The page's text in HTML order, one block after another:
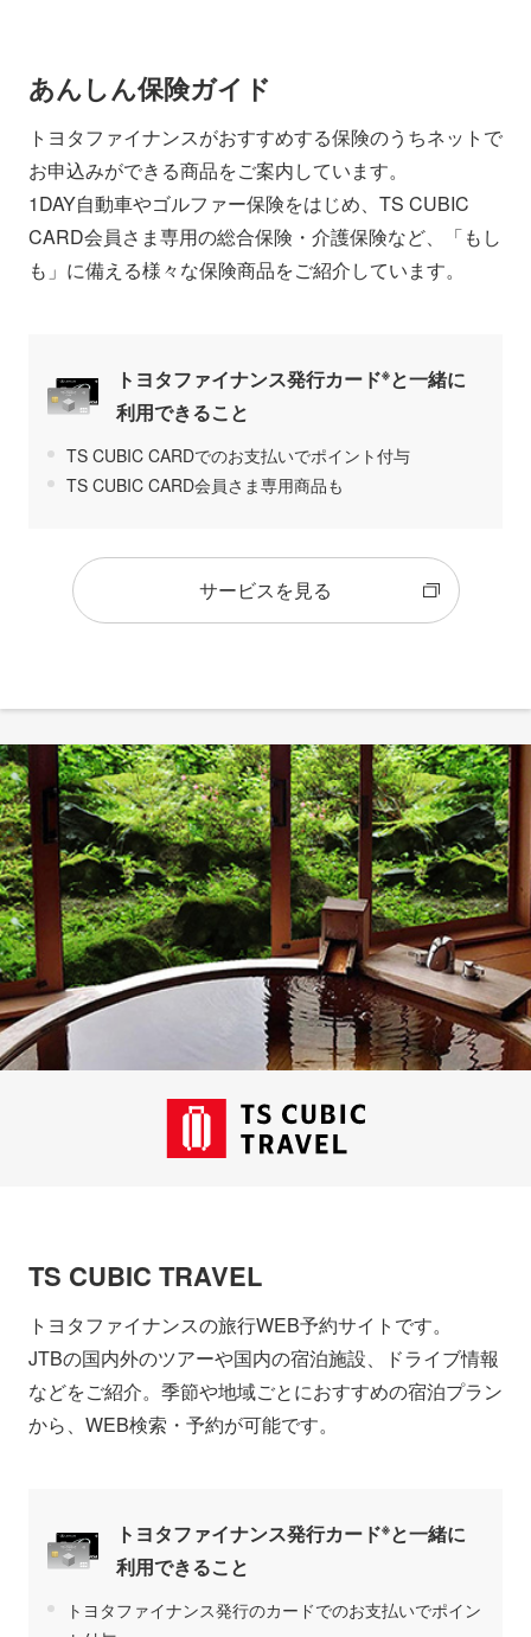
あんしん保険ガイド
トヨタファイナンスがおすすめする保険のうちネットで
お申込みができる商品をご案内しています。
1DAY自動車やゴルファー保険をはじめ、TS CUBIC
CARD会員さま専用の総合保険・介護保険など、「もし
も」に備える様々な保険商品をご紹介しています。
トヨタファイナンス発行カード※と一緒に
利用できること
TS CUBIC CARDでのお支払いでポイント付与
TS CUBIC CARD会員さま専用商品も
サービスを見る
TS CUBIC TRAVEL
トヨタファイナンスの旅行WEB予約サイトです。
JTBの国内外のツアーや国内の宿泊施設、ドライブ情報
などをご紹介。季節や地域ごとにおすすめの宿泊プラン
から、WEB検索・予約が可能です。
トヨタファイナンス発行カード※と一緒に
利用できること
トヨタファイナンス発行のカードでのお支払いでポイン